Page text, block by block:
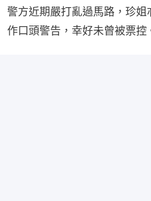
警方近期嚴打亂過馬路，珍
作口頭警告，幸好未曾被票控